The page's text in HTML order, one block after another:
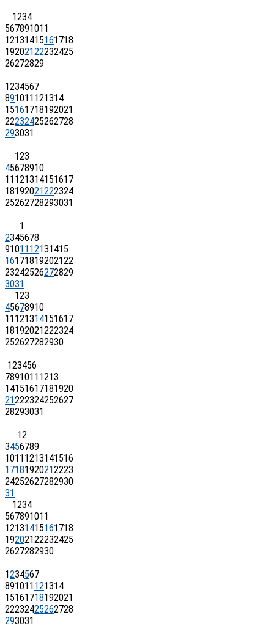
1234
567891011
12131415161718
19202122232425
26272829
1234567
891011121314
15161718192021
22232425262728
293031
123
45678910
11121314151617
18192021222324
25262728293031
1
2345678
9101112131415
16171819202122
23242526272829
3031
123
45678910
11121314151617
18192021222324
252627282930
123456
78910111213
14151617181920
21222324252627
28293031
12
3456789
10111213141516
17181920212223
24252627282930
31
1234
567891011
12131415161718
19202122232425
2627282930
1234567
891011121314
15161718192021
22232425262728
293031